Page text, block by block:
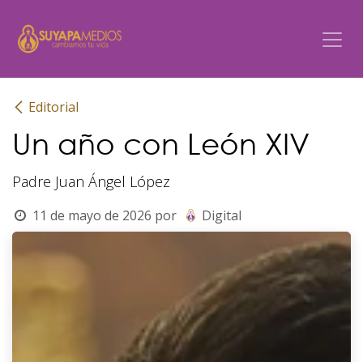
Editorial
Un año con León XIV
Padre Juan Ángel López
11 de mayo de 2026 por Digital